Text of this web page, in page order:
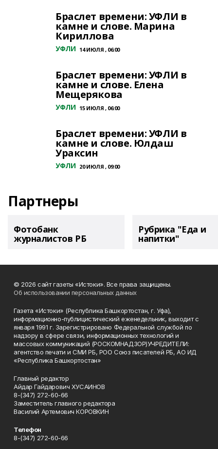
Браслет времени: УФЛИ в
камне и слове. Марина
Кириллова
УФЛИ 14 ИЮЛЯ , 06:00
Браслет времени: УФЛИ в
камне и слове. Елена
Мещерякова
УФЛИ 15 ИЮЛЯ , 06:00
Браслет времени: УФЛИ в
камне и слове. Юлдаш
Ураксин
УФЛИ 20 ИЮЛЯ , 09:00
Партнеры
Фотобанк
журналистов РБ
Рубрика "Еда и
напитки"
© 2026 сайт газеты «Истоки». Все права защищены.
Об использовании персональных данных
Газета «Истоки» (Республика Башкортостан, г. Уфа),
информационно-публицистический еженедельник, выходит с
января 1991 г. Зарегистрировано Федеральной службой по
надзору в сфере связи, информационных технологий и
массовых коммуникаций (РОСКОМНАДЗОР)УЧРЕДИТЕЛИ:
агентство печати и СМИ РБ, РОО Союз писателей РБ, АО ИД
«Республика Башкортостан»
Главный редактор
Айдар Гайдарович ХУСАИНОВ
8-(347) 272-60-66
Заместитель главного редактора
Василий Артемович КОРОВКИН
Телефон
8-(347) 272-60-66